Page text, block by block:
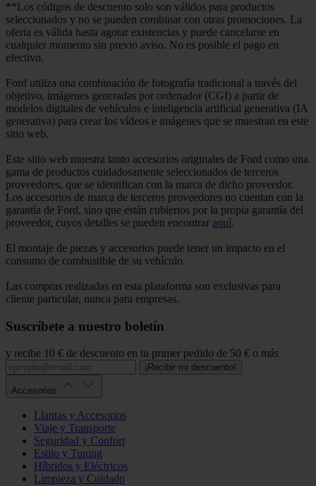
**Los códigos de descuento solo son válidos para productos
seleccionados y no se pueden combinar con otras promociones. La
oferta es válida hasta agotar existencias y puede cancelarse en
cualquier momento sin previo aviso. No es posible el pago en
efectivo.
Ford utiliza una combinación de fotografía tradicional a través del
objetivo, imágenes generadas por ordenador (CGI) a partir de
modelos digitales de vehículos e inteligencia artificial generativa (IA
generativa) para crear los vídeos e imágenes que se muestran en este
sitio web.
Este sitio web muestra tanto accesorios originales de Ford como una
gama de productos cuidadosamente seleccionados de terceros
proveedores, que se identifican con la marca de dicho proveedor.
Los accesorios de marca de terceros proveedores no cuentan con la
garantía de Ford, sino que están cubiertos por la propia garantía del
proveedor, cuyos detalles se pueden encontrar aquí.
El montaje de piezas y accesorios puede tener un impacto en el
consumo de combustible de su vehículo.
Las compras realizadas en esta plataforma son exclusivas para
cliente particular, nunca para empresas.
Suscríbete a nuestro boletín
y recibe 10 € de descuento en tu primer pedido de 50 € o más
¡Recibir mi descuento!
Accesorios
Llantas y Accesorios
Viaje y Transporte
Seguridad y Confort
Estilo y Tuning
Híbridos y Eléctricos
Limpieza y Cuidado